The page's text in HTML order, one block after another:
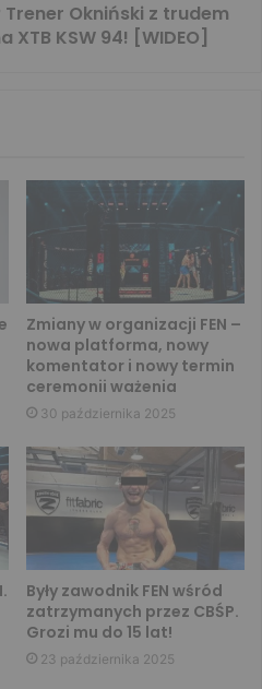
Okniński z trudem
KSW 94! [WIDEO]
Zmiany w organizacji FEN –
nowa platforma, nowy
komentator i nowy termin
ceremonii ważenia
30 października 2025
Były zawodnik FEN wśród
zatrzymanych przez CBŚP.
Grozi mu do 15 lat!
23 października 2025